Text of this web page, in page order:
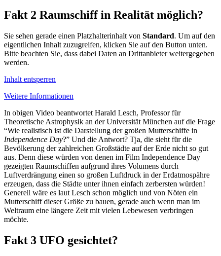
Fakt 2 Raumschiff in Realität möglich?
Sie sehen gerade einen Platzhalterinhalt von Standard. Um auf den
eigentlichen Inhalt zuzugreifen, klicken Sie auf den Button unten.
Bitte beachten Sie, dass dabei Daten an Drittanbieter weitergegeben
werden.
Inhalt entsperren
Weitere Informationen
In obigen Video beantwortet Harald Lesch, Professor für
Theoretische Astrophysik an der Universität München auf die Frage
“Wie realistisch ist die Darstellung der großen Mutterschiffe in
Independence Day?” Und die Antwort? Tja, die sieht für die
Bevölkerung der zahlreichen Großstädte auf der Erde nicht so gut
aus. Denn diese würden von denen im Film Independence Day
gezeigten Raumschiffen aufgrund ihres Volumens durch
Luftverdrängung einen so großen Luftdruck in der Erdatmospähre
erzeugen, dass die Städte unter ihnen einfach zerbersten würden!
Generell wäre es laut Lesch schon möglich und von Nöten ein
Mutterschiff dieser Größe zu bauen, gerade auch wenn man im
Weltraum eine längere Zeit mit vielen Lebewesen verbringen
möchte.
Fakt 3 UFO gesichtet?